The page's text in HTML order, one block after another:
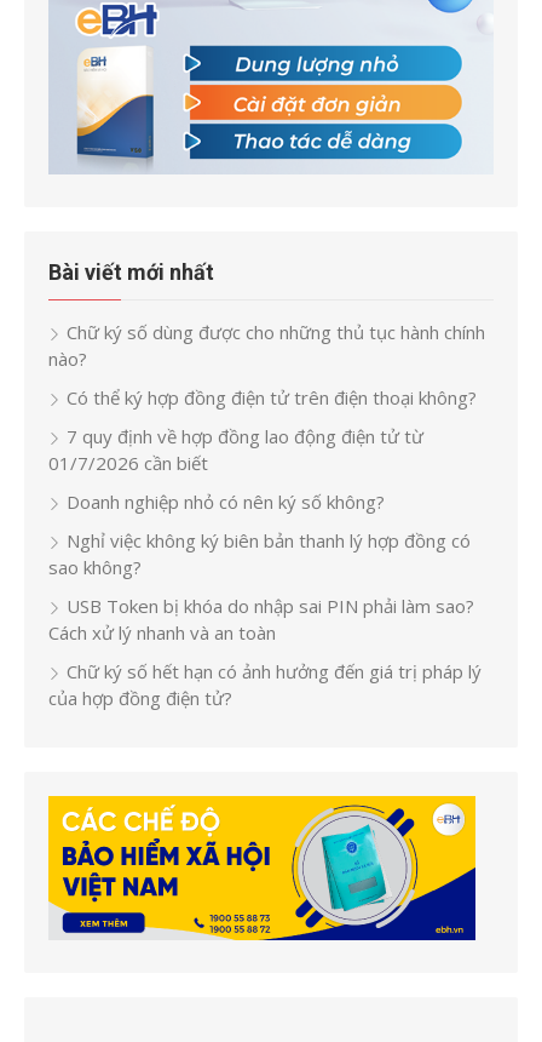
Bài viết mới nhất
Chữ ký số dùng được cho những thủ tục hành chính
nào?
Có thể ký hợp đồng điện tử trên điện thoại không?
7 quy định về hợp đồng lao động điện tử từ
01/7/2026 cần biết
Doanh nghiệp nhỏ có nên ký số không?
Nghỉ việc không ký biên bản thanh lý hợp đồng có
sao không?
USB Token bị khóa do nhập sai PIN phải làm sao?
Cách xử lý nhanh và an toàn
Chữ ký số hết hạn có ảnh hưởng đến giá trị pháp lý
của hợp đồng điện tử?